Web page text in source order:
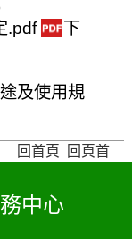
.pdf
下
及使用規
回首頁 回頁首
中心